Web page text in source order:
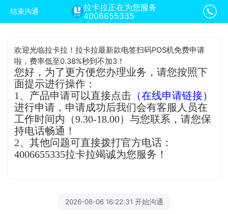
结束沟通
拉卡拉正在为您服务
4006655335
欢迎光临拉卡拉！拉卡拉最新款电签扫码POS机免费申请
啦，费率低至0.38%秒到不加3！
您好，为了更方便您办理业务，请您按照下
面提示进行操作：
1、产品申请可以直接点击 （在线申请链接）
进行申请，申请成功后我们会有客服人员在
工作时间内（9.30-18.00）与您联系，请您保
持电话畅通！
2、其他问题可直接拨打官方电话：
4006655335拉卡拉竭诚为您服务！
2026-08-06 16:22:31 开始沟通